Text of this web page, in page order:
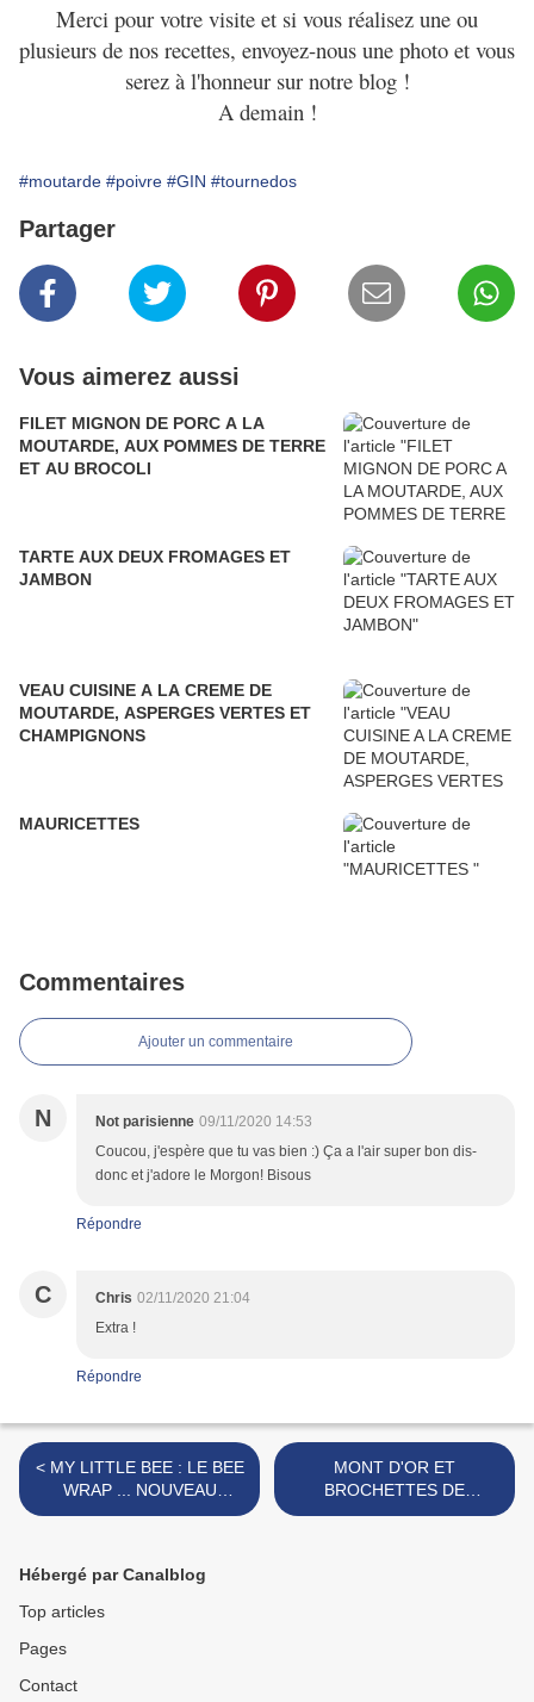
Merci pour votre visite et si vous réalisez une ou
plusieurs de nos recettes, envoyez-nous une photo et vous
serez à l'honneur sur notre blog !
A demain !
#moutarde #poivre #GIN #tournedos
Partager
Vous aimerez aussi
FILET MIGNON DE PORC A LA
MOUTARDE, AUX POMMES DE TERRE
ET AU BROCOLI
TARTE AUX DEUX FROMAGES ET
JAMBON
VEAU CUISINE A LA CREME DE
MOUTARDE, ASPERGES VERTES ET
CHAMPIGNONS
MAURICETTES
Commentaires
Ajouter un commentaire
N Not parisienne 09/11/2020 14:53
Coucou, j'espère que tu vas bien :) Ça a l'air super bon dis-
donc et j'adore le Morgon! Bisous
Répondre
C Chris 02/11/2020 21:04
Extra !
Répondre
< MY LITTLE BEE : LE BEE
WRAP ... NOUVEAU
PARTENAIRE
MONT D'OR ET
BROCHETTES DE
LEGUMES >
Hébergé par Canalblog
Top articles
Pages
Contact